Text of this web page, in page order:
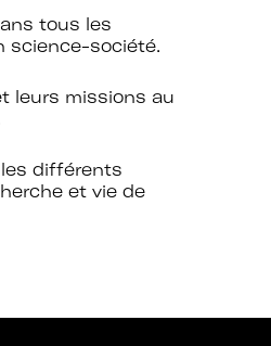
tous les
science-société.
leurs missions au
différents
et vie de